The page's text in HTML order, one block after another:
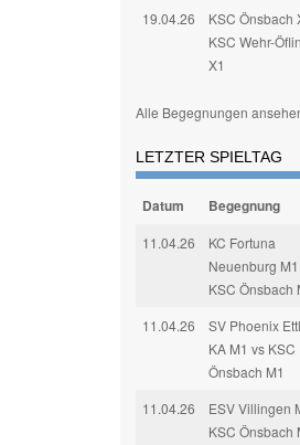
19.04.26
KSC Önsbach
KSC Wehr-
X1
Alle Begegnungen
LETZTER SPIELTAG
Datum Begegnung
11.04.26
KC Fortuna
Neuenburg
KSC Önsbach
11.04.26
SV Phoenix
KA M1 vs KSC
Önsbach M1
11.04.26
ESV Villingen
KSC Önsbach